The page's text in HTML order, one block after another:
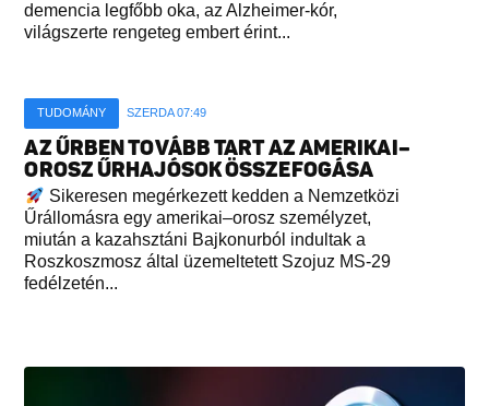
demencia legfőbb oka, az Alzheimer-kór,
világszerte rengeteg embert érint...
TUDOMÁNY SZERDA 07:49
AZ ŰRBEN TOVÁBB TART AZ AMERIKAI–
OROSZ ŰRHAJÓSOK ÖSSZEFOGÁSA
Sikeresen megérkezett kedden a Nemzetközi
Űrállomásra egy amerikai–orosz személyzet,
miután a kazahsztáni Bajkonurból indultak a
Roszkoszmosz által üzemeltetett Szojuz MS-29
fedélzetén...